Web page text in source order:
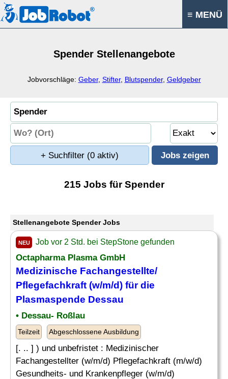
≡ MENÜ
Spender Stellenangebote
Jobvorschläge: Geber, Stifter, Blutspender, Geldgeber
+ Suchfilter (0 aktiv)
215 Jobs für Spender
Stellenangebote Spender Jobs
NEU Job vor 2 Std. bei StepStone gefunden
Octapharma Plasma GmbH
Medizinische Fachangestellte/
Pflegefachkraft (w/m/d) für die
Plasmaspende Dessau
• Dessau- Roßlau
Teilzeit Abgeschlossene Ausbildung
[. .. ] ) und unbefristet : Medizinischer
Fachangestellter (w/m/d) Pflegefachkraft (m/w/d)
Gesundheits- und Krankenpfleger (w/m/d)